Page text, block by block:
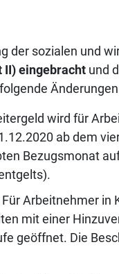
der sozialen und
II) eingebracht und
wird für
ab dem
Bezugsmonat
Für Arbeitnehmer in
mit einer
geöffnet. Die